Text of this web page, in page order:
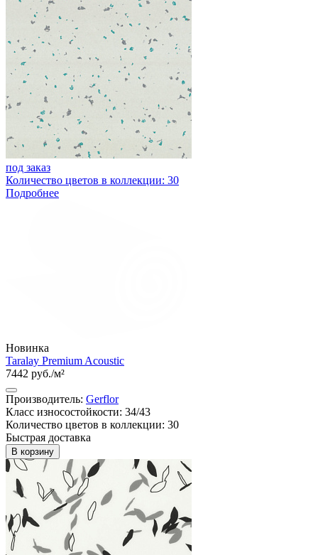
под заказ
Количество цветов в коллекции: 30
Подробнее
Новинка
Taralay Premium Acoustic
7442 руб./м²
Производитель: Gerflor
Класс износостойкости: 34/43
Количество цветов в коллекции: 30
Быстрая доставка
В корзину